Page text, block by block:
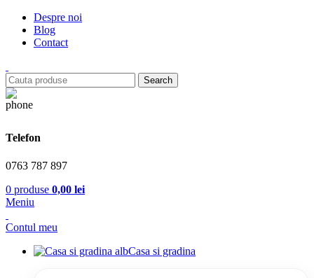
Despre noi
Blog
Contact
Search
Telefon
0763 787 897
0 produse 0,00 lei
Meniu
Contul meu
Casa si gradina